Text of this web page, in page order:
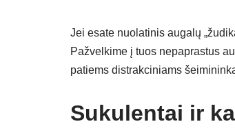
Jei esate nuolatinis augalų
Pažvelkime į tuos nepaprastus
patiems distrakciniams
Sukulentai ir